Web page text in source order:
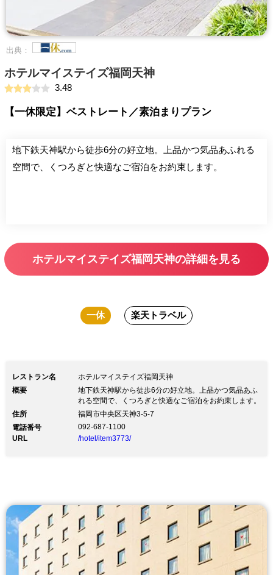
出典：
ホテルマイステイズ福岡天神
3.48
【一休限定】ベストレート／素泊まりプラン
地下鉄天神駅から徒歩6分の好立地。上品かつ気品あふれる
空間で、くつろぎと快適なご宿泊をお約束します。
ホテルマイステイズ福岡天神の詳細を見る
一休 楽天トラベル
レストラン名
ホテルマイステイズ福岡天神
概要
地下鉄天神駅から徒歩6分の好立地。上品かつ気品あふ
れる空間で、くつろぎと快適なご宿泊をお約束します。
住所
福岡市中央区天神3-5-7
電話番号
092-687-1100
URL
/hotel/item3773/